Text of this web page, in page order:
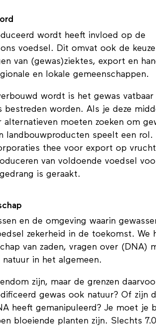
wordt heeft invloed op de
voedsel. Dit omvat ook de
van (gewas)ziektes, export en
en lokale gemeenschappen.
wordt is het gewas
worden. Als je deze
moeten zoeken om
landbouwproducten speelt een rol.
thee voor export op
van voldoende voedsel
is geraakt.
en de omgeving waarin
zekerheid in de toekomst. We
van zaden, vragen over (DNA)
in het algemeen.
zijn, maar de grenzen
gewas ook natuur? Of zijn
heeft gemanipuleerd? Je moet je
bloeiende planten zijn. Slechts